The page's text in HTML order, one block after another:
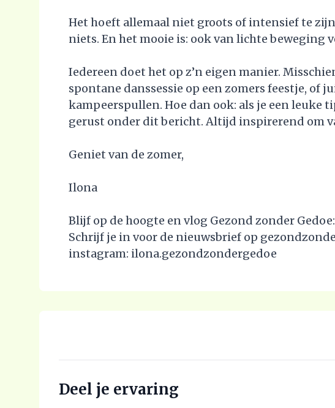
Het hoeft allemaal niet groots of intensief te
niets. En het mooie is: ook van lichte beweging
Iedereen doet het op z’n eigen manier.
spontane danssessie op een zomers feestje, of
kampeerspullen. Hoe dan ook: als je een leuke
gerust onder dit bericht. Altijd inspirerend om
Geniet van de zomer,
Ilona
Blijf op de hoogte en vlog Gezond zonder Gedoe:
Schrijf je in voor de nieuwsbrief op
instagram: ilona.gezondzondergedoe
Deel je ervaring